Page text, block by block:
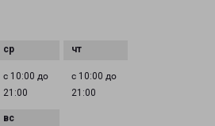
с 10:00 до
21:00
с 10:00 до
21:00